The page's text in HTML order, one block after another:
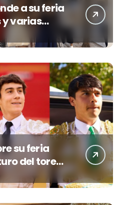
a su feria
y varias
su feria
del toreo